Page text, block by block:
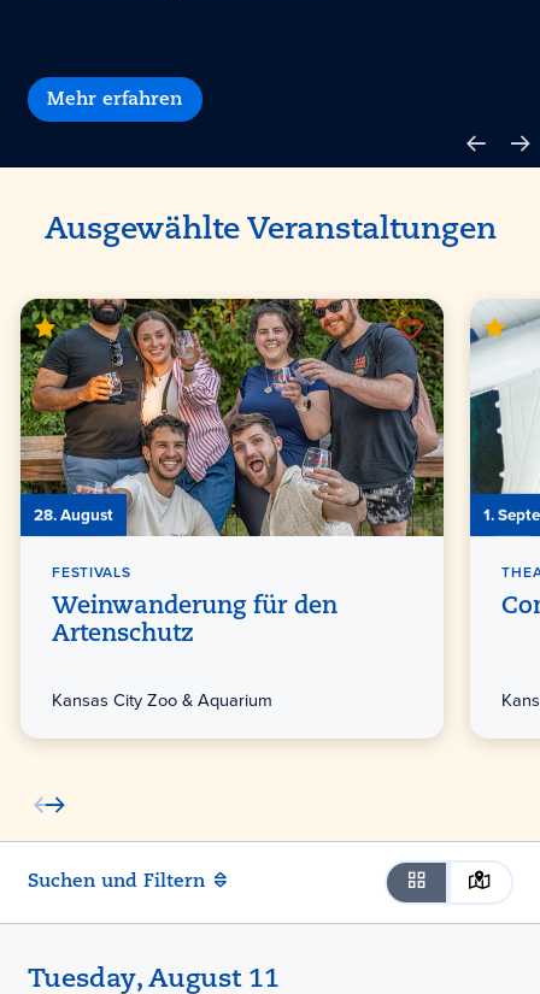
Mehr erfahren
Ausgewählte Veranstaltungen
28. August
FESTIVALS
Weinwanderung für den
Artenschutz
Kansas City Zoo & Aquarium
1.
Suchen und Filtern
Tuesday, August 11